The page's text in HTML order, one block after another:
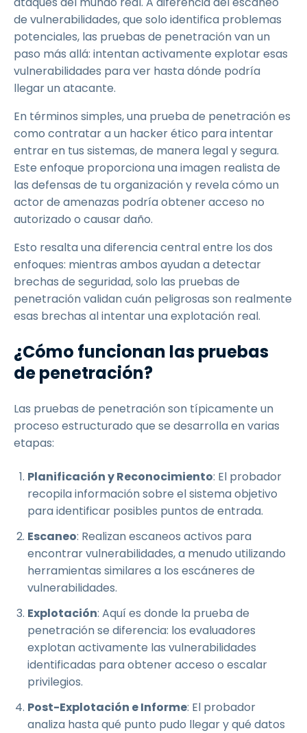
de vulnerabilidades, que solo identifica problemas
potenciales, las pruebas de penetración van un
paso más allá: intentan activamente explotar esas
vulnerabilidades para ver hasta dónde podría
llegar un atacante.
En términos simples, una prueba de penetración es
como contratar a un hacker ético para intentar
entrar en tus sistemas, de manera legal y segura.
Este enfoque proporciona una imagen realista de
las defensas de tu organización y revela cómo un
actor de amenazas podría obtener acceso no
autorizado o causar daño.
Esto resalta una diferencia central entre los dos
enfoques: mientras ambos ayudan a detectar
brechas de seguridad, solo las pruebas de
penetración validan cuán peligrosas son realmente
esas brechas al intentar una explotación real.
¿Cómo funcionan las pruebas
de penetración?
Las pruebas de penetración son típicamente un
proceso estructurado que se desarrolla en varias
etapas:
Planificación y Reconocimiento: El probador
recopila información sobre el sistema objetivo
para identificar posibles puntos de entrada.
Escaneo: Realizan escaneos activos para
encontrar vulnerabilidades, a menudo utilizando
herramientas similares a los escáneres de
vulnerabilidades.
Explotación: Aquí es donde la prueba de
penetración se diferencia: los evaluadores
explotan activamente las vulnerabilidades
identificadas para obtener acceso o escalar
privilegios.
Post-Explotación e Informe: El probador
analiza hasta qué punto pudo llegar y qué datos